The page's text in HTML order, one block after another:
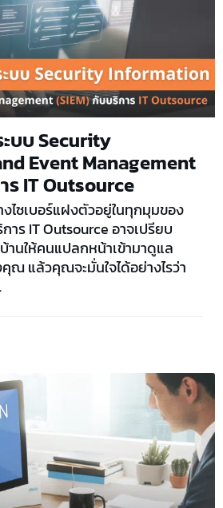
บบ Security
Event Management
ร IT Outsource
ไซเบอร์แฝงตัวอยู่ในทุกมุมของ
าร IT Outsource อาจเปรียบ
านให้คนแปลกหน้าเข้ามาดูแล
แล้วคุณจะมั่นใจได้อย่างไรว่า